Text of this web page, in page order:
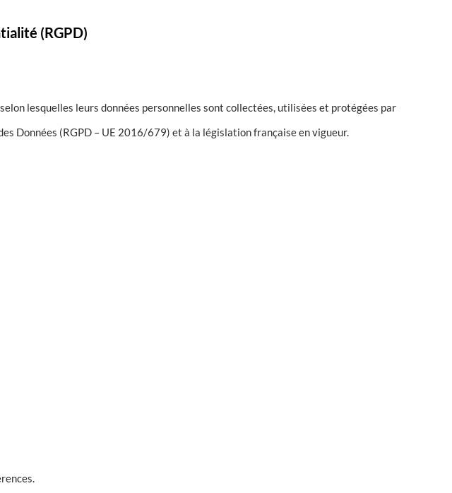
(RGPD)
lesquelles leurs données personnelles sont collectées, utilisées et protégées par
Données (RGPD – UE 2016/679) et à la législation française en vigueur.